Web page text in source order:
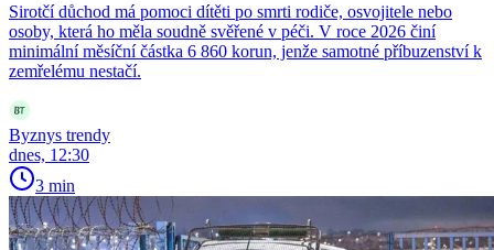
Sirotčí důchod má pomoci dítěti po smrti rodiče, osvojitele nebo
osoby, která ho měla soudně svěřené v péči. V roce 2026 činí
minimální měsíční částka 6 860 korun, jenže samotné příbuzenství k
zemřelému nestačí.
Byznys trendy
dnes, 12:30
3 min